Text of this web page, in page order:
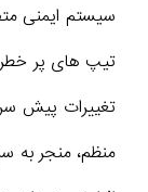
سیستم ایمنی
تغییرات پیش
منظم، منجر به